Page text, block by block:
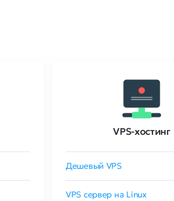
VPS-хостинг
Дешевый VPS
VPS сервер на Linux